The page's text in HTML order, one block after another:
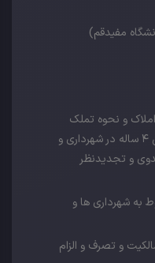
مفیدقم)
و نحوه تملک
املاک درمسیر (با سابقه اجرایی ۴ ساله در شهرداری و
و تجدیدنظر
به شهرداری ها و
و تصرف و الزام